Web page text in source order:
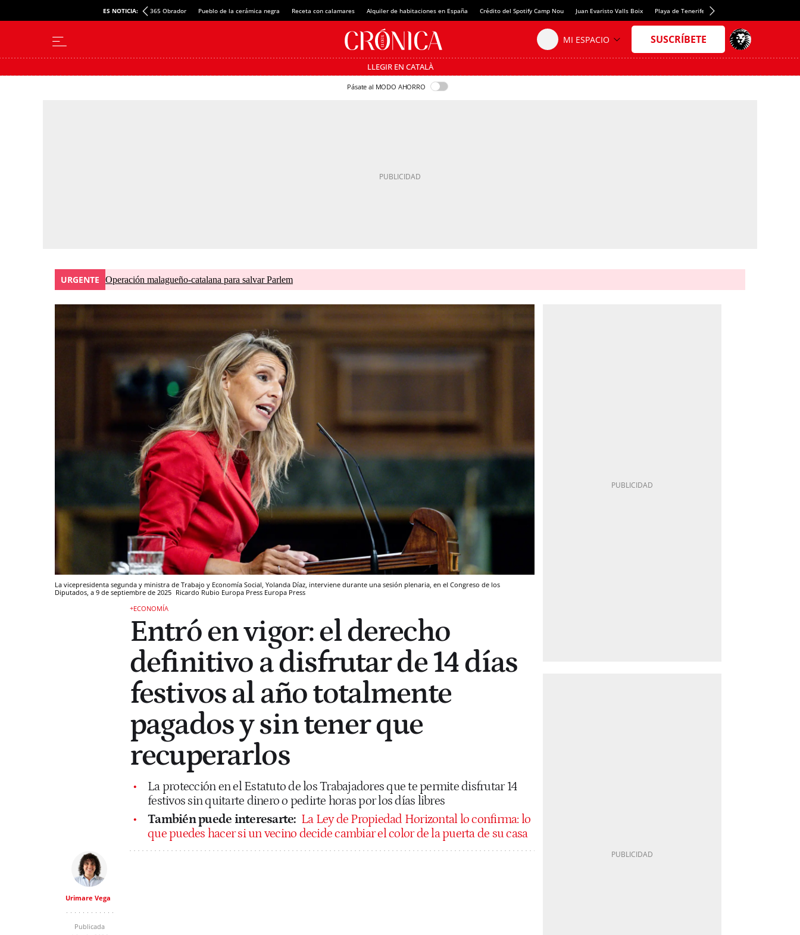
ES NOTICIA:
Nuevas dotaciones Mossos 365 Obrador Pueblo de la cerámica negra Receta con calamares Alquiler de habitaciones en España Crédito del Spotify Camp Nou Juan Evaristo Valls Boix Playa de Tenerife que recomienda National
LLEGIR EN CATALÀ
Pásate al MODO AHORRO
URGENTE Operación malagueño-catalana para salvar Parlem
La vicepresidenta segunda y ministra de Trabajo y Economía Social, Yolanda Díaz, interviene durante una sesión plenaria, en el Congreso de los
Diputados, a 9 de septiembre de 2025 Ricardo Rubio Europa Press Europa Press
+ECONOMÍA
Entró en vigor: el derecho
definitivo a disfrutar de 14 días
festivos al año totalmente
pagados y sin tener que
recuperarlos
La protección en el Estatuto de los Trabajadores que te permite disfrutar 14
festivos sin quitarte dinero o pedirte horas por los días libres
También puede interesarte: La Ley de Propiedad Horizontal lo confirma: lo
que puedes hacer si un vecino decide cambiar el color de la puerta de su casa
Urimare Vega
Publicada